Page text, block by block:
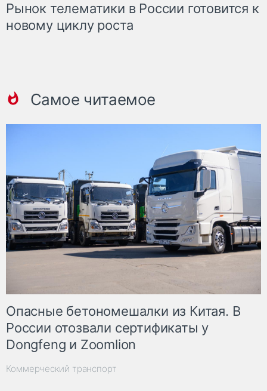
Рынок телематики в России готовится к
новому циклу роста
Самое читаемое
Опасные бетономешалки из Китая. В
России отозвали сертификаты у
Dongfeng и Zoomlion
Коммерческий транспорт